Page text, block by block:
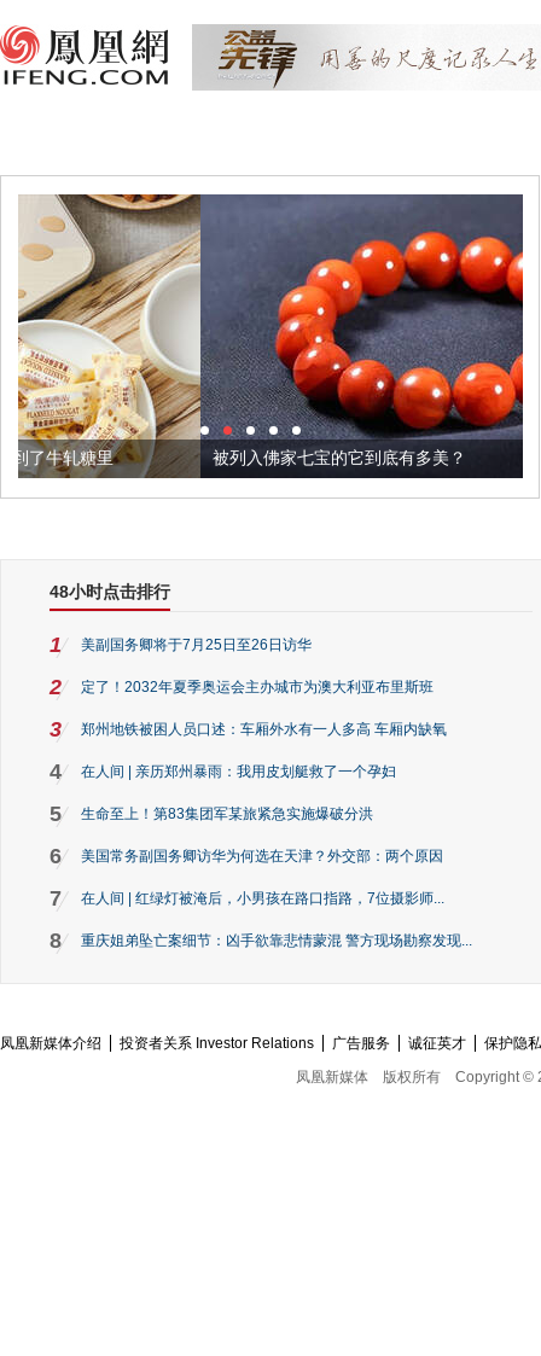
被列入佛家七宝的它到底有多美？
48小时点击排行
1 美副国务卿将于7月25日至26日访华
2 定了！2032年夏季奥运会主办城市为澳大利亚布里斯班
3 郑州地铁被困人员口述：车厢外水有一人多高 车厢内缺氧
4 在人间 | 亲历郑州暴雨：我用皮划艇救了一个孕妇
5 生命至上！第83集团军某旅紧急实施爆破分洪
6 美国常务副国务卿访华为何选在天津？外交部：两个原因
7 在人间 | 红绿灯被淹后，小男孩在路口指路，7位摄影师...
8 重庆姐弟坠亡案细节：凶手欲靠悲情蒙混 警方现场勘察发现...
凤凰新媒体介绍 投资者关系 Investor Relations 广告服务 诚征英才
保护隐
凤凰新媒体
版权所有 Copyright ©